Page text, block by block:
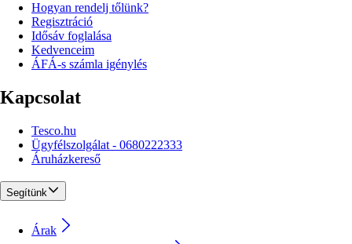
Hogyan rendelj tőlünk?
Regisztráció
Idősáv foglalása
Kedvenceim
ÁFÁ-s számla igénylés
Kapcsolat
Tesco.hu
Ügyfélszolgálat - 0680222333
Áruházkereső
Segítünk
Árak